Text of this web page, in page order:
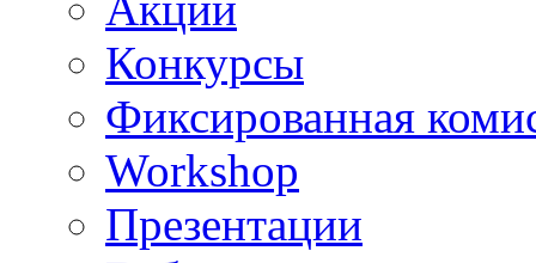
Конкурсы
Фиксированная
Workshop
Презентации